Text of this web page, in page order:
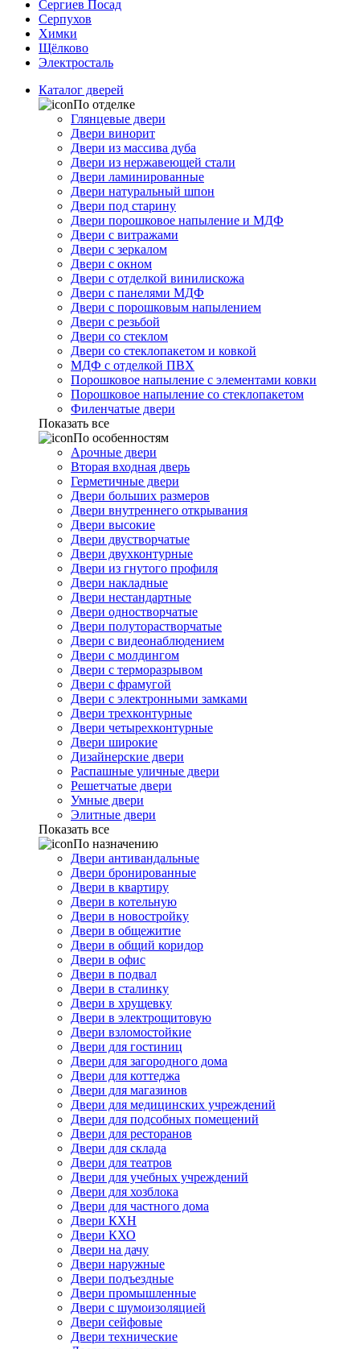
Сергиев Посад
Серпухов
Химки
Щёлково
Электросталь
Каталог дверей
По отделке
Глянцевые двери
Двери винорит
Двери из массива дуба
Двери из нержавеющей стали
Двери ламинированные
Двери натуральный шпон
Двери под старину
Двери порошковое напыление и МДФ
Двери с витражами
Двери с зеркалом
Двери с окном
Двери с отделкой винилискожа
Двери с панелями МДФ
Двери с порошковым напылением
Двери с резьбой
Двери со стеклом
Двери со стеклопакетом и ковкой
МДФ с отделкой ПВХ
Порошковое напыление с элементами ковки
Порошковое напыление со стеклопакетом
Филенчатые двери
Показать все
По особенностям
Арочные двери
Вторая входная дверь
Герметичные двери
Двери больших размеров
Двери внутреннего открывания
Двери высокие
Двери двустворчатые
Двери двухконтурные
Двери из гнутого профиля
Двери накладные
Двери нестандартные
Двери одностворчатые
Двери полуторастворчатые
Двери с видеонаблюдением
Двери с молдингом
Двери с терморазрывом
Двери с фрамугой
Двери с электронными замками
Двери трехконтурные
Двери четырехконтурные
Двери широкие
Дизайнерские двери
Распашные уличные двери
Решетчатые двери
Умные двери
Элитные двери
Показать все
По назначению
Двери антивандальные
Двери бронированные
Двери в квартиру
Двери в котельную
Двери в новостройку
Двери в общежитие
Двери в общий коридор
Двери в офис
Двери в подвал
Двери в сталинку
Двери в хрущевку
Двери в электрощитовую
Двери взломостойкие
Двери для гостиниц
Двери для загородного дома
Двери для коттеджа
Двери для магазинов
Двери для медицинских учреждений
Двери для подсобных помещений
Двери для ресторанов
Двери для склада
Двери для театров
Двери для учебных учреждений
Двери для хозблока
Двери для частного дома
Двери КХН
Двери КХО
Двери на дачу
Двери наружные
Двери подъездные
Двери промышленные
Двери с шумоизоляцией
Двери сейфовые
Двери технические